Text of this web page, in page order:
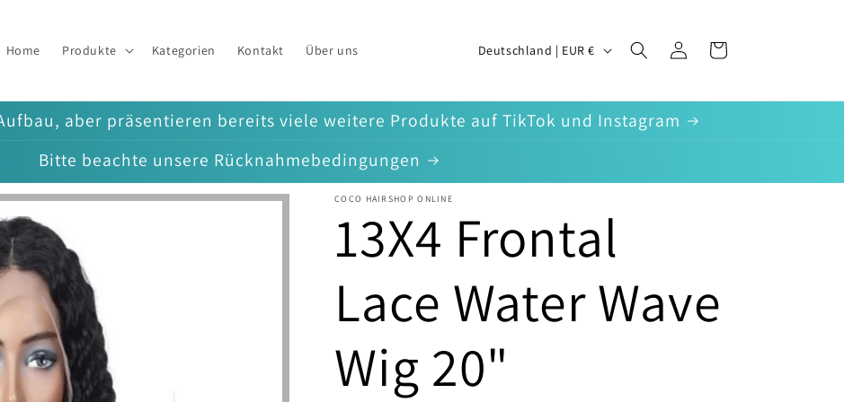
Home Produkte Kategorien Kontakt Über uns
L
a
n
R
e
g
i
Deutschland | EUR € EinloggenWarenkorb
aber präsentieren bereits viele weitere Produkte auf TikTok und Instagram
Bitte beachte unsere Rücknahmebedingungen
COCO HAIRSHOP ONLINE
13X4 Frontal
Lace Water Wave
Wig 20"